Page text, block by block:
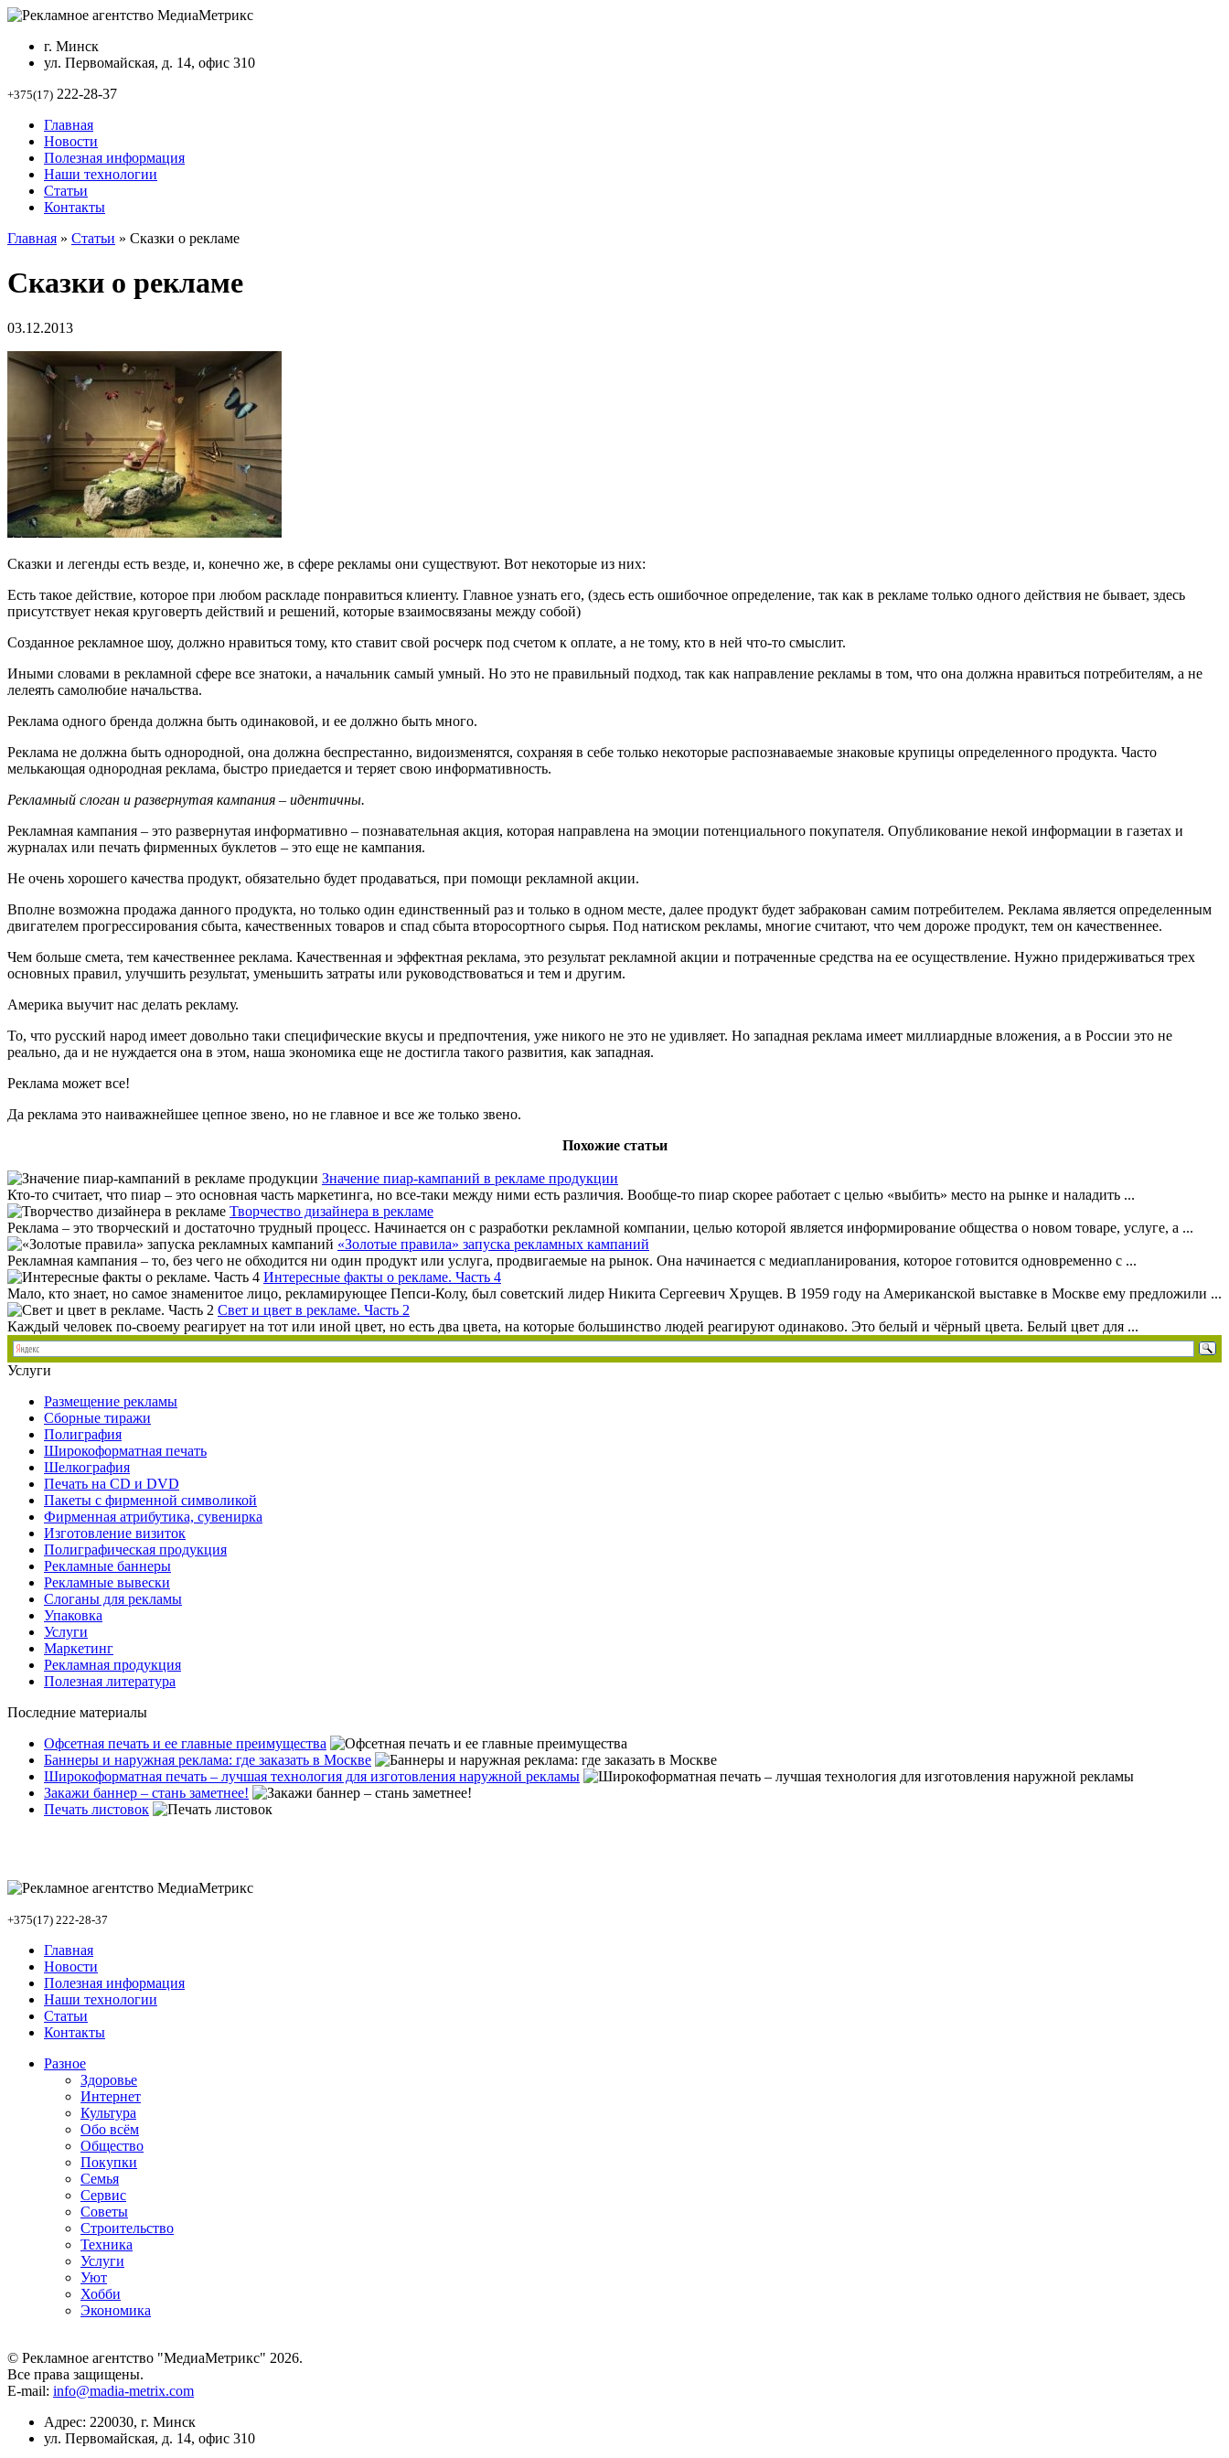
г. Минск
ул. Первомайская, д. 14, офис 310
+375(17) 222-28-37
Главная
Новости
Полезная информация
Наши технологии
Статьи
Контакты
Главная » Статьи » Сказки о рекламе
Сказки о рекламе
03.12.2013
Сказки и легенды есть везде, и, конечно же, в сфере рекламы они существуют. Вот некоторые из них:
Есть такое действие, которое при любом раскладе понравиться клиенту. Главное узнать его, (здесь есть ошибочное определение, так как в рекламе только одного действия не бывает, здесь
присутствует некая круговерть действий и решений, которые взаимосвязаны между собой)
Созданное рекламное шоу, должно нравиться тому, кто ставит свой росчерк под счетом к оплате, а не тому, кто в ней что-то смыслит.
Иными словами в рекламной сфере все знатоки, а начальник самый умный. Но это не правильный подход, так как направление рекламы в том, что она должна нравиться потребителям, а не
лелеять самолюбие начальства.
Реклама одного бренда должна быть одинаковой, и ее должно быть много.
Реклама не должна быть однородной, она должна беспрестанно, видоизменятся, сохраняя в себе только некоторые распознаваемые знаковые крупицы определенного продукта. Часто
мелькающая однородная реклама, быстро приедается и теряет свою информативность.
Рекламный слоган и развернутая кампания – идентичны.
Рекламная кампания – это развернутая информативно – познавательная акция, которая направлена на эмоции потенциального покупателя. Опубликование некой информации в газетах и
журналах или печать фирменных буклетов – это еще не кампания.
Не очень хорошего качества продукт, обязательно будет продаваться, при помощи рекламной акции.
Вполне возможна продажа данного продукта, но только один единственный раз и только в одном месте, далее продукт будет забракован самим потребителем. Реклама является определенным
двигателем прогрессирования сбыта, качественных товаров и спад сбыта второсортного сырья. Под натиском рекламы, многие считают, что чем дороже продукт, тем он качественнее.
Чем больше смета, тем качественнее реклама. Качественная и эффектная реклама, это результат рекламной акции и потраченные средства на ее осуществление. Нужно придерживаться трех
основных правил, улучшить результат, уменьшить затраты или руководствоваться и тем и другим.
Америка выучит нас делать рекламу.
То, что русский народ имеет довольно таки специфические вкусы и предпочтения, уже никого не это не удивляет. Но западная реклама имеет миллиардные вложения, а в России это не
реально, да и не нуждается она в этом, наша экономика еще не достигла такого развития, как западная.
Реклама может все!
Да реклама это наиважнейшее цепное звено, но не главное и все же только звено.
Похожие статьи
Значение пиар-кампаний в рекламе продукции
Кто-то считает, что пиар – это основная часть маркетинга, но все-таки между ними есть различия. Вообще-то пиар скорее работает с целью «выбить» место на рынке и наладить ...
Творчество дизайнера в рекламе
Реклама – это творческий и достаточно трудный процесс. Начинается он с разработки рекламной компании, целью которой является информирование общества о новом товаре, услуге, а ...
«Золотые правила» запуска рекламных кампаний
Рекламная кампания – то, без чего не обходится ни один продукт или услуга, продвигаемые на рынок. Она начинается с медиапланирования, которое готовится одновременно с ...
Интересные факты о рекламе. Часть 4
Мало, кто знает, но самое знаменитое лицо, рекламирующее Пепси-Колу, был советский лидер Никита Сергеевич Хрущев. В 1959 году на Американской выставке в Москве ему предложили ...
Свет и цвет в рекламе. Часть 2
Каждый человек по-своему реагирует на тот или иной цвет, но есть два цвета, на которые большинство людей реагируют одинаково. Это белый и чёрный цвета. Белый цвет для ...
Услуги
Размещение рекламы
Сборные тиражи
Полиграфия
Широкоформатная печать
Шелкография
Печать на СD и DVD
Пакеты с фирменной символикой
Фирменная атрибутика, сувенирка
Изготовление визиток
Полиграфическая продукция
Рекламные баннеры
Рекламные вывески
Слоганы для рекламы
Упаковка
Услуги
Маркетинг
Рекламная продукция
Полезная литература
Последние материалы
Офсетная печать и ее главные преимущества
Баннеры и наружная реклама: где заказать в Москве
Широкоформатная печать – лучшая технология для изготовления наружной рекламы
Закажи баннер – стань заметнее!
Печать листовок
+375(17) 222-28-37
Главная
Новости
Полезная информация
Наши технологии
Статьи
Контакты
Разное
Здоровье
Интернет
Культура
Обо всём
Общество
Покупки
Семья
Сервис
Советы
Строительство
Техника
Услуги
Уют
Хобби
Экономика
© Рекламное агентство "МедиаМетрикс" 2026.
Все права защищены.
E-mail: info@madia-metrix.com
Адрес: 220030, г. Минск
ул. Первомайская, д. 14, офис 310